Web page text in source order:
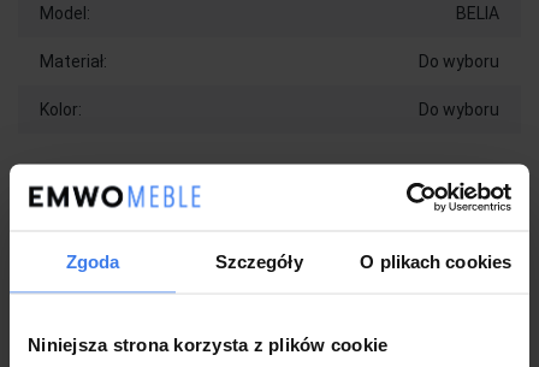
Zgoda Szczegóły O plikach cookies
Niniejsza strona korzysta z plików cookie
Model: BELIA
Materiał: Do wyboru
Kolor: Do wyboru
Wykonanie:
Powierzchnia spania: 140x200
(nieotwierany) z listewkami sprężynującymi